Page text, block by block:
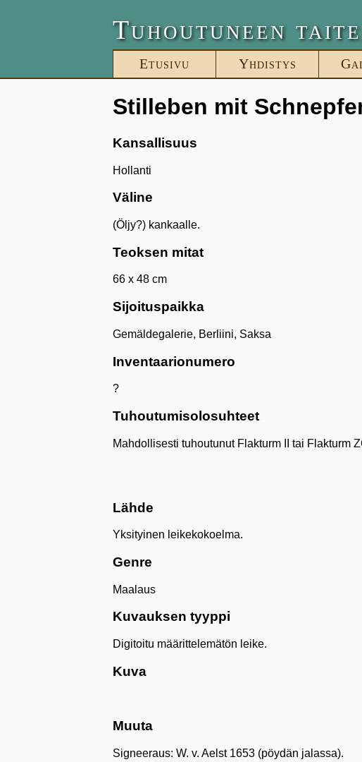
Tuhoutuneen
Etusivu Yhdistys
Stilleben mit
Kansallisuus
Hollanti
Väline
(Öljy?) kankaalle.
Teoksen mitat
66 x 48 cm
Sijoituspaikka
Gemäldegalerie, Berliini, Saksa
Inventaarionumero
?
Tuhoutumisolosuhteet
Mahdollisesti tuhoutunut Flakturm II tai Flakturm
Lähde
Yksityinen leikekokoelma.
Genre
Maalaus
Kuvauksen tyyppi
Digitoitu määrittelemätön leike.
Kuva
Muuta
Signeeraus: W. v. Aelst 1653 (pöydän jalassa).